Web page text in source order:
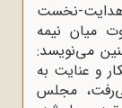
هدایت-نخست
میان نیمه
می‌نویسد:
و عنایت به
مجلس